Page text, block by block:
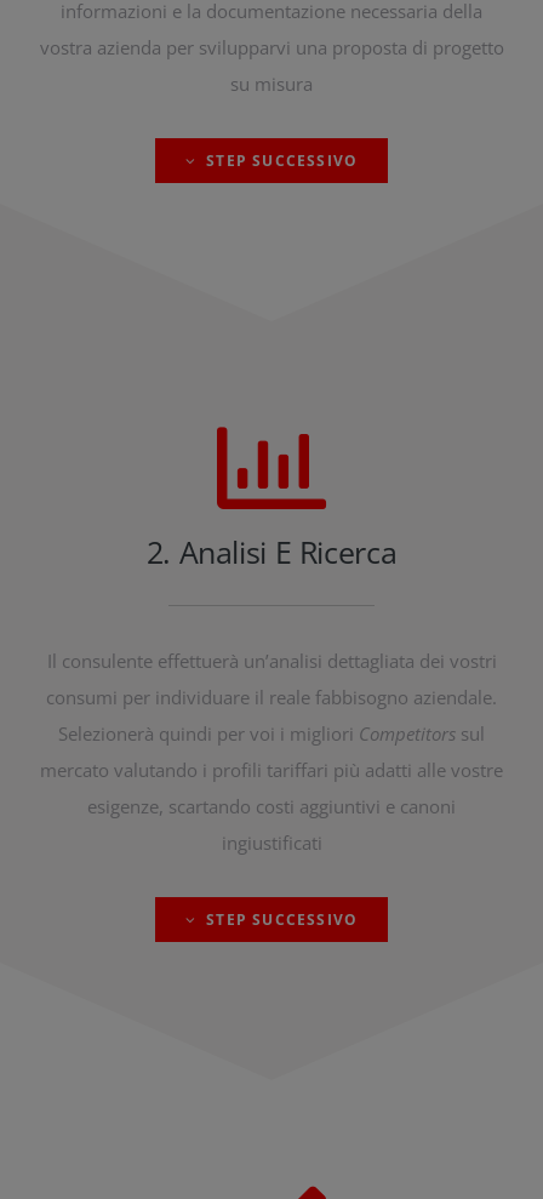
informazioni e la documentazione necessaria della
vostra azienda per svilupparvi una proposta di progetto
su misura
STEP SUCCESSIVO
2. Analisi E Ricerca
Il consulente effettuerà un’analisi dettagliata dei vostri
consumi per individuare il reale fabbisogno aziendale.
Selezionerà quindi per voi i migliori Competitors sul
mercato valutando i profili tariffari più adatti alle vostre
esigenze, scartando costi aggiuntivi e canoni
ingiustificati
STEP SUCCESSIVO